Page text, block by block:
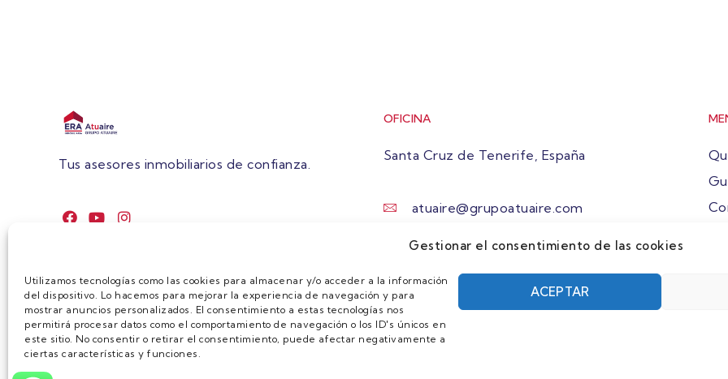
Gestionar el consentimiento de las cookies
Utilizamos tecnologías como las cookies para almacenar y/o acceder a la información
del dispositivo. Lo hacemos para mejorar la experiencia de navegación y para
mostrar anuncios personalizados. El consentimiento a estas tecnologías nos
permitirá procesar datos como el comportamiento de navegación o los ID's únicos en
este sitio. No consentir o retirar el consentimiento, puede afectar negativamente a
ciertas características y funciones.
ACEPTAR
Tus asesores inmobiliarios de confianza.
OFICINA
Santa Cruz de Tenerife, España
atuaire@grupoatuaire.com